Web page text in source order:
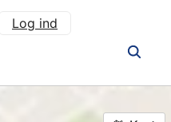
Log ind